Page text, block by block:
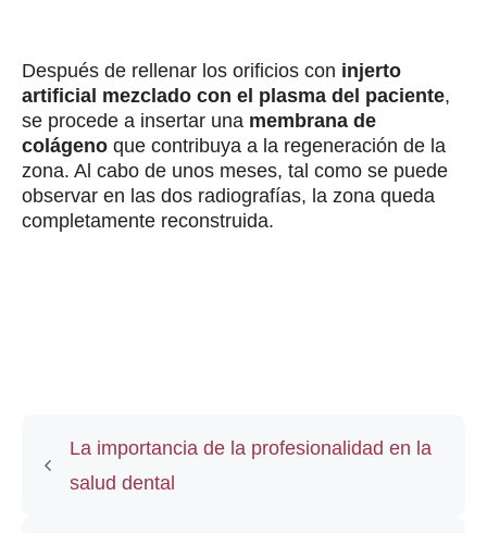
Después de rellenar los orificios con injerto
artificial mezclado con el plasma del paciente,
se procede a insertar una membrana de
colágeno que contribuya a la regeneración de la
zona. Al cabo de unos meses, tal como se puede
observar en las dos radiografías, la zona queda
completamente reconstruida.
La importancia de la profesionalidad en la
salud dental